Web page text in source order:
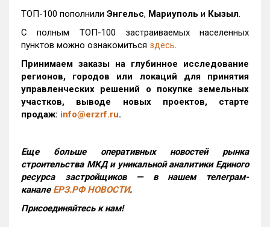
ТОП-100 пополнили Энгельс, Мариуполь и Кызыл.
С полным ТОП-100 застраиваемых населенных
пунктов можно ознакомиться здесь.
Принимаем заказы на глубинное исследование
регионов, городов или локаций для принятия
управленческих решений о покупке земельных
участков, выводе новых проектов, старте
продаж: info@erzrf.ru.
Еще больше оперативных новостей рынка
строительства МКД и уникальной аналитики Единого
ресурса застройщиков — в нашем телеграм-
канале ЕРЗ.РФ НОВОСТИ.
Присоединяйтесь к нам!